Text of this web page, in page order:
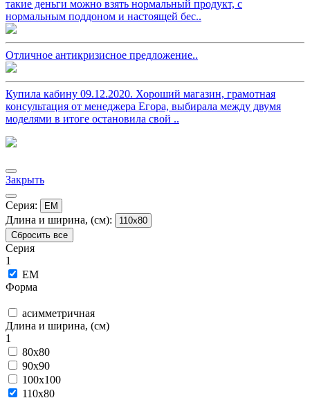
такие деньги можно взять нормальный продукт, с
нормальным поддоном и настоящей бес..
Отличное антикризисное предложение..
Купила кабину 09.12.2020. Хороший магазин, грамотная
консультация от менеджера Егора, выбирала между двумя
моделями в итоге остановила свой ..
Закрыть
Серия: EM
Длина и ширина, (см):
110x80
Сбросить все
Серия
1
EM
Форма
асимметричная
Длина и ширина, (см)
1
80x80
90x90
100x100
110x80